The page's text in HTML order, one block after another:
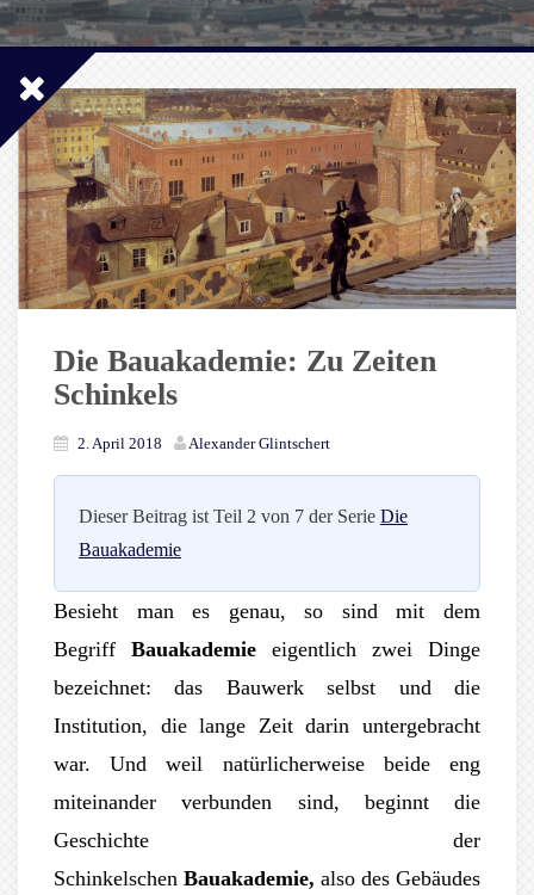
Die Bauakademie: Zu Zeiten
Schinkels
2. April 2018 Alexander Glintschert
Dieser Beitrag ist Teil 2 von 7 der Serie Die
Bauakademie
Besieht man es genau, so sind mit dem
Begriff Bauakademie eigentlich zwei Dinge
bezeichnet: das Bauwerk selbst und die
Institution, die lange Zeit darin untergebracht
war. Und weil natürlicherweise beide eng
miteinander verbunden sind, beginnt die
Geschichte der
Schinkelschen Bauakademie, also des Gebäudes